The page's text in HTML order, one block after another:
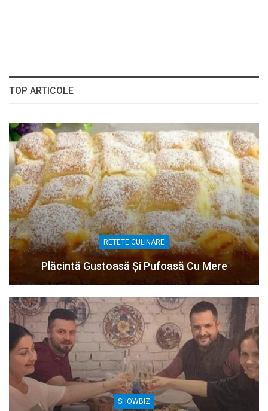
TOP ARTICOLE
RETETE CULINARE
Plăcintă Gustoasă Și Pufoasă Cu Mere
SHOWBIZ